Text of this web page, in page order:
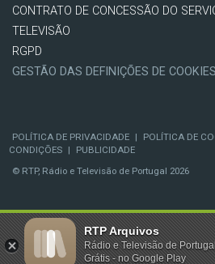
CONTRATO DE CONCESSÃO DO
TELEVISÃO
RGPD
GESTÃO DAS DEFINIÇÕES DE COOKIES
POLÍTICA DE PRIVACIDADE | POLÍTICA DE
CONDIÇÕES |
PUBLICIDADE
© RTP, Rádio e Televisão de Portugal 2026
RTP Arquivos
Rádio e Televisão de
Grátis - no Google Play